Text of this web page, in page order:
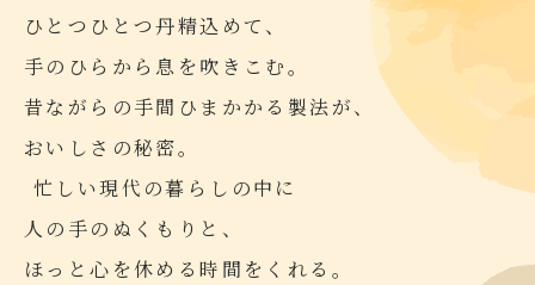
ひとつひとつ丹精込めて、
手のひらから息を吹きこむ。
昔ながらの手間ひまかかる製法が、
おいしさの秘密。
忙しい現代の暮らしの中に
人の手のぬくもりと、
ほっと心を休める時間をくれる。